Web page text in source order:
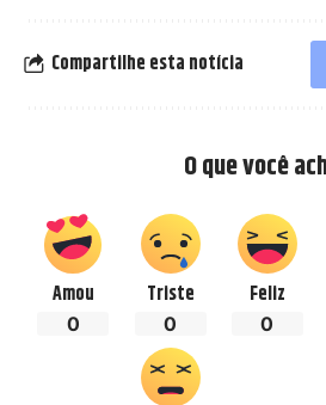
Compartilhe esta notícia
O que você
Amou
0
Triste
0
Feliz
0